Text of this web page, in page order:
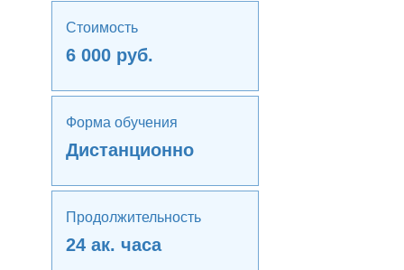
Стоимость
6 000 руб.
Форма обучения
Дистанционно
Продолжительность
24 ак. часа